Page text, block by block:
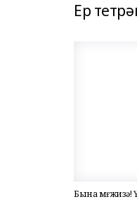
Ер
Бына мөғжизә!